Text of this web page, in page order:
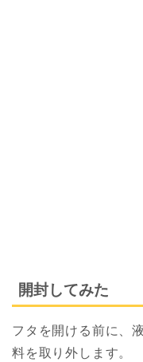
開封してみた
フタを開ける前に、
料を取り外します。